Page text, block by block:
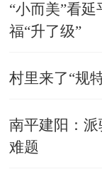
“小而美”看
福“升了级”
村里来了“规
南平建阳：
难题